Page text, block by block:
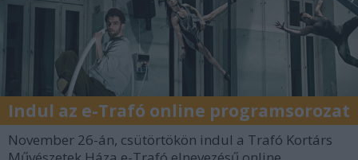
Indul az e-Trafó online programsorozat
November 26-án, csütörtökön indul a Trafó Kortárs